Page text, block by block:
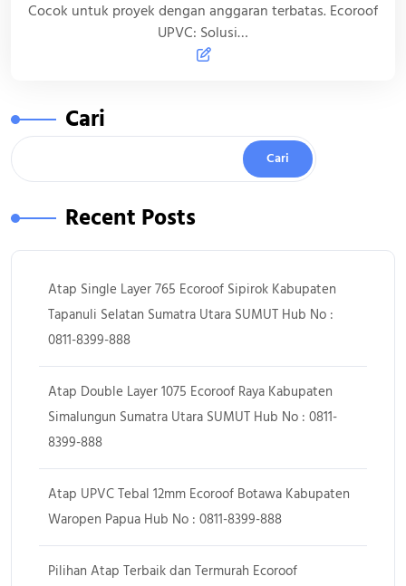
Cocok untuk proyek dengan anggaran terbatas. Ecoroof
UPVC: Solusi…
Cari
Cari
Recent Posts
Atap Single Layer 765 Ecoroof Sipirok Kabupaten
Tapanuli Selatan Sumatra Utara SUMUT Hub No :
0811-8399-888
Atap Double Layer 1075 Ecoroof Raya Kabupaten
Simalungun Sumatra Utara SUMUT Hub No : 0811-
8399-888
Atap UPVC Tebal 12mm Ecoroof Botawa Kabupaten
Waropen Papua Hub No : 0811-8399-888
Pilihan Atap Terbaik dan Termurah Ecoroof